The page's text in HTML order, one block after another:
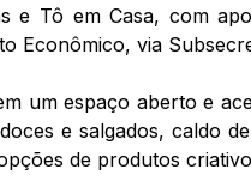
e Tô em Casa, com
Econômico, via
um espaço aberto e
e salgados, caldo
de produtos